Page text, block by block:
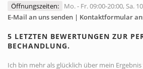
Öffnungszeiten:
Mo. - Fr. 09:00-20:00, Sa.
E-Mail an uns senden | Kontaktformular
5 LETZTEN BEWERTUNGEN ZUR
BECHANDLUNG.
Ich bin mehr als glücklich über mein